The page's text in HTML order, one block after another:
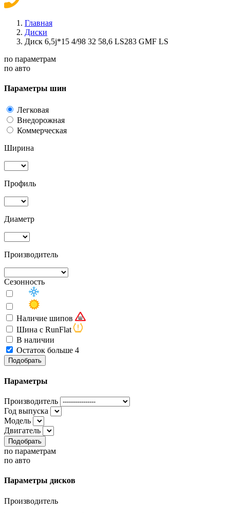
Главная
Диски
Диск 6,5j*15 4/98 32 58,6 LS283 GMF LS
по параметрам
по авто
Параметры шин
Легковая
Внедорожная
Коммерческая
Ширина
Профиль
Диаметр
Производитель
Сезонность
Наличие шипов
Шина с RunFlat
В наличии
Остаток больше 4
Подобрать
Параметры
Производитель
Год выпуска
Модель
Двигатель
Подобрать
по параметрам
по авто
Параметры дисков
Производитель